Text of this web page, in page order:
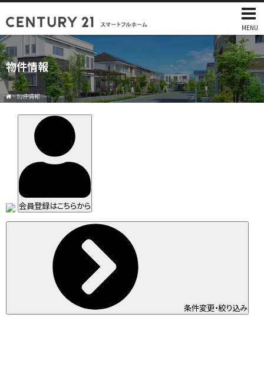
MENU
物件情報
>物件情報
会員登録はこちらから
条件変更・絞り込み